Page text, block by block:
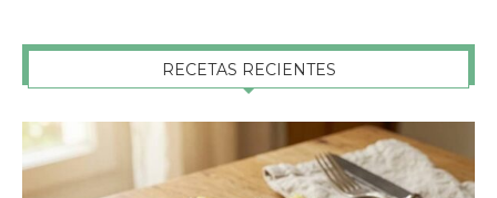
RECETAS RECIENTES